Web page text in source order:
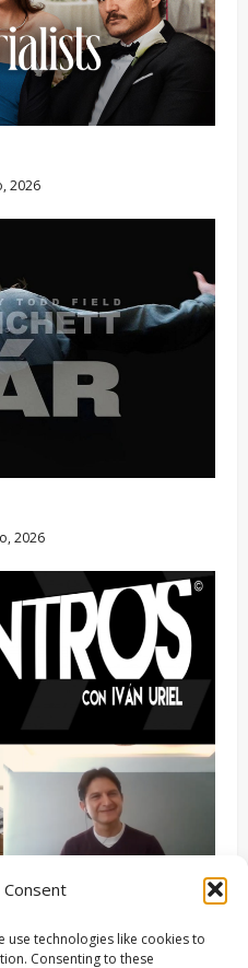
Consent
use technologies like cookies to
Consenting to these
2026
2026
T3E22: JUAN PATRICIO